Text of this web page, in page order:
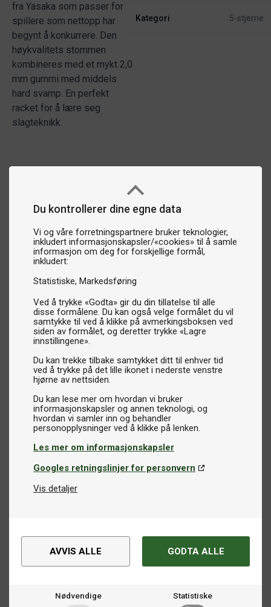
Du kontrollerer dine egne data
Vi og våre forretningspartnere bruker teknologier,
inkludert informasjonskapsler/«cookies» til å samle
informasjon om deg for forskjellige formål,
inkludert:
Statistiske Markedsføring
Ved å trykke «Godta» gir du din tillatelse til alle
disse formålene. Du kan også velge formålet du vil
samtykke til ved å klikke på avmerkingsboksen ved
siden av formålet, og deretter trykke «Lagre
innstillingene».
Du kan trekke tilbake samtykket ditt til enhver tid
ved å trykke på det lille ikonet i nederste venstre
hjørne av nettsiden.
Du kan lese mer om hvordan vi bruker
informasjonskapsler og annen teknologi, og
hvordan vi samler inn og behandler
Les mer om informasjonskapsler
Googles retningslinjer for personvern
Vis detaljer
AVVIS ALLE GODTA ALLE
Nødvendige Statistiske
fra Yasaka som passer for
spillere som nettopp har
begynt å konkurrere. Den
høykvalitets stommen
kombineres med et mykt 2,0
mm gummi med middels
hard svamp. En perfekt
racket for å lære seg
slagteknikk.
Kategori 5-stjerne